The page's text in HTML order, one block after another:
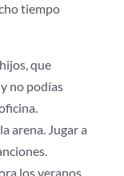
tiempo
que
no podías
arena. Jugar a
los veranos